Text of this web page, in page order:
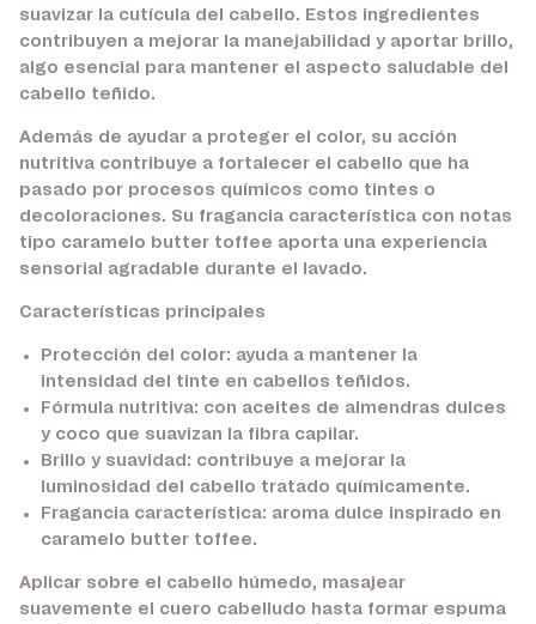
suavizar la cutícula del cabello. Estos ingredientes
contribuyen a mejorar la manejabilidad y aportar brillo,
algo esencial para mantener el aspecto saludable del
cabello teñido.
Además de ayudar a proteger el color, su acción
nutritiva contribuye a fortalecer el cabello que ha
pasado por procesos químicos como tintes o
decoloraciones. Su fragancia característica con notas
tipo caramelo butter toffee aporta una experiencia
sensorial agradable durante el lavado.
Características principales
Protección del color: ayuda a mantener la
intensidad del tinte en cabellos teñidos.
Fórmula nutritiva: con aceites de almendras dulces
y coco que suavizan la fibra capilar.
Brillo y suavidad: contribuye a mejorar la
luminosidad del cabello tratado químicamente.
Fragancia característica: aroma dulce inspirado en
caramelo butter toffee.
Aplicar sobre el cabello húmedo, masajear
suavemente el cuero cabelludo hasta formar espuma